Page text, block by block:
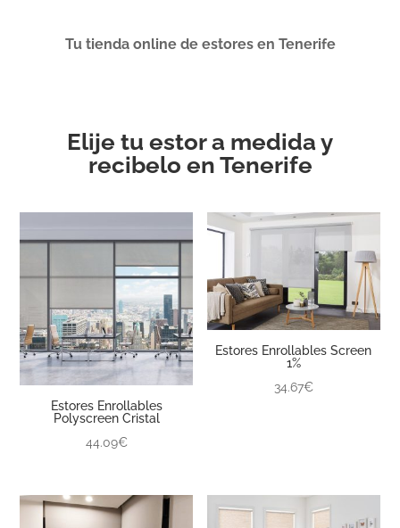
Tu tienda online de estores en Tenerife
Elije tu estor a medida y
recibelo en Tenerife
Estores Enrollables
Polyscreen Cristal
44.09€
Estores Enrollables Screen
1%
34.67€